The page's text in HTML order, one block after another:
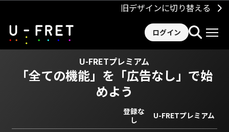
旧デザインに切り替える
ログイン
U-FRETプレミアム
「全ての機能」を 「広告なし」で始
めよう
登録な
し
U-FRETプレミアム